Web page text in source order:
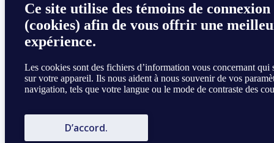
Ce site utilise des témoins de connexion
(cookies) afin de vous offrir une
expérience.
Les cookies sont des fichiers d’information vous concernant qui
sur votre appareil. Ils nous aident à nous souvenir de vos
navigation, tels que votre langue ou le mode de contraste des
D’accord.